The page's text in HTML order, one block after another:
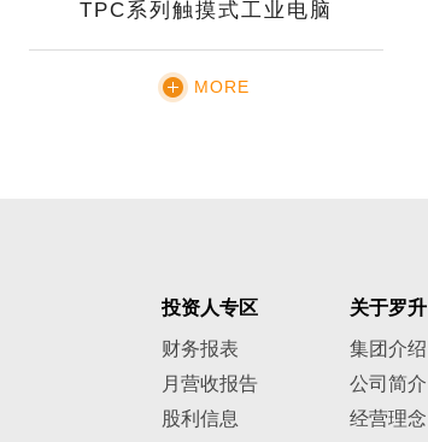
TPC系列触摸式工业电脑
MORE
投资人专区
财务报表
月营收报告
股利信息
关于罗升
集团介绍
公司简介
经营理念